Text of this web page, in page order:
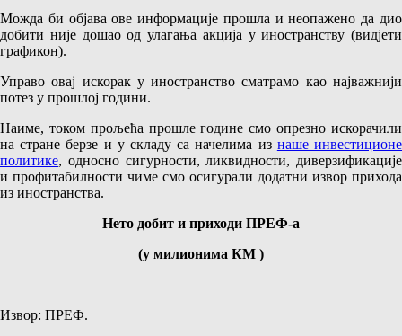
Можда би објава ове информације прошла и неопажено да дио
добити није дошао од улагања акција у иностранству (видјети
графикон).
Управо овај искорак у иностранство сматрамо као најважнији
потез у прошлој години.
Наиме, током прољећа прошле године смо опрезно искорачили
на стране берзе и у складу са начелима из наше инвестиционе
политике, односно сигурности, ликвидности, диверзификације
и профитабилности чиме смо осигурали додатни извор прихода
из иностранства.
Нето добит и приходи ПРЕФ-а
(у милионима КМ )
Извор: ПРЕФ.